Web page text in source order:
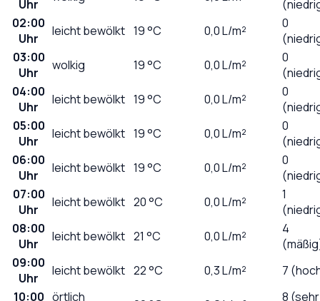
Uhr
02:00
Uhr
leicht bewölkt 19°C 0,0L/m²
0
03:00
Uhr
wolkig 19°C 0,0L/m²
0
04:00
Uhr
leicht bewölkt 19°C 0,0L/m²
0
05:00
Uhr
leicht bewölkt 19°C 0,0L/m²
0
06:00
Uhr
leicht bewölkt 19°C 0,0L/m²
0
07:00
Uhr
leicht bewölkt 20°C 0,0L/m²
1
08:00
Uhr
leicht bewölkt 21 °C 0,0L/m²
4
09:00
Uhr
leicht bewölkt 22°C 0,3L/m²
7
10:00 örtlich
8 (sehr